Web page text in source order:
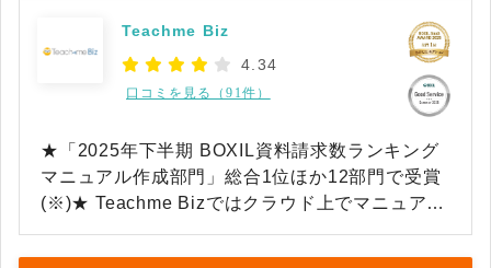
Teachme Biz
4.34
口コミを見る（91件）
★「2025年下半期 BOXIL資料請求数ランキング
マニュアル作成部門」総合1位ほか12部門で受賞
(※)★ Teachme Bizではクラウド上でマニュアル
像や動画などを用いてわかりやすいマニュアルを